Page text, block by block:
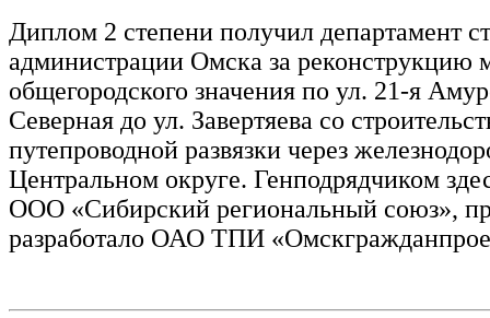
Диплом 2 степени получил департамент
администрации Омска за реконструкцию
общегородского значения по ул. 21-я
Северная до ул. Завертяева со
путепроводной развязки через
Центральном округе. Генподрядчиком
ООО «Сибирский региональный союз»,
разработало ОАО ТПИ